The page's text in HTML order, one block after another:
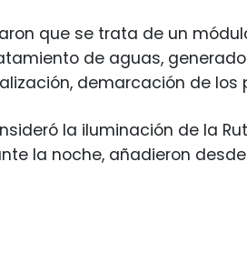
que se trata de un
de aguas,
demarcación de
la iluminación de la
la noche, añadieron desde